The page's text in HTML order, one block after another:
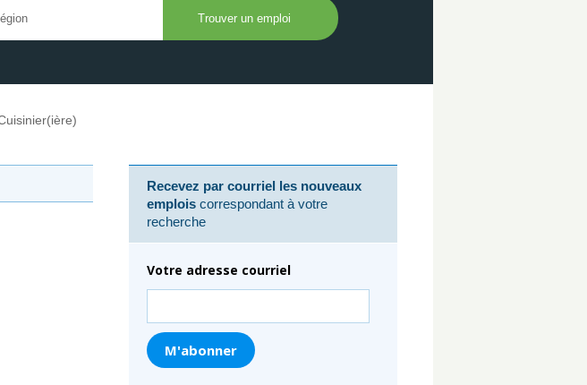
Recevez par courriel les nouveaux
emplois correspondant à votre
recherche
Votre adresse courriel